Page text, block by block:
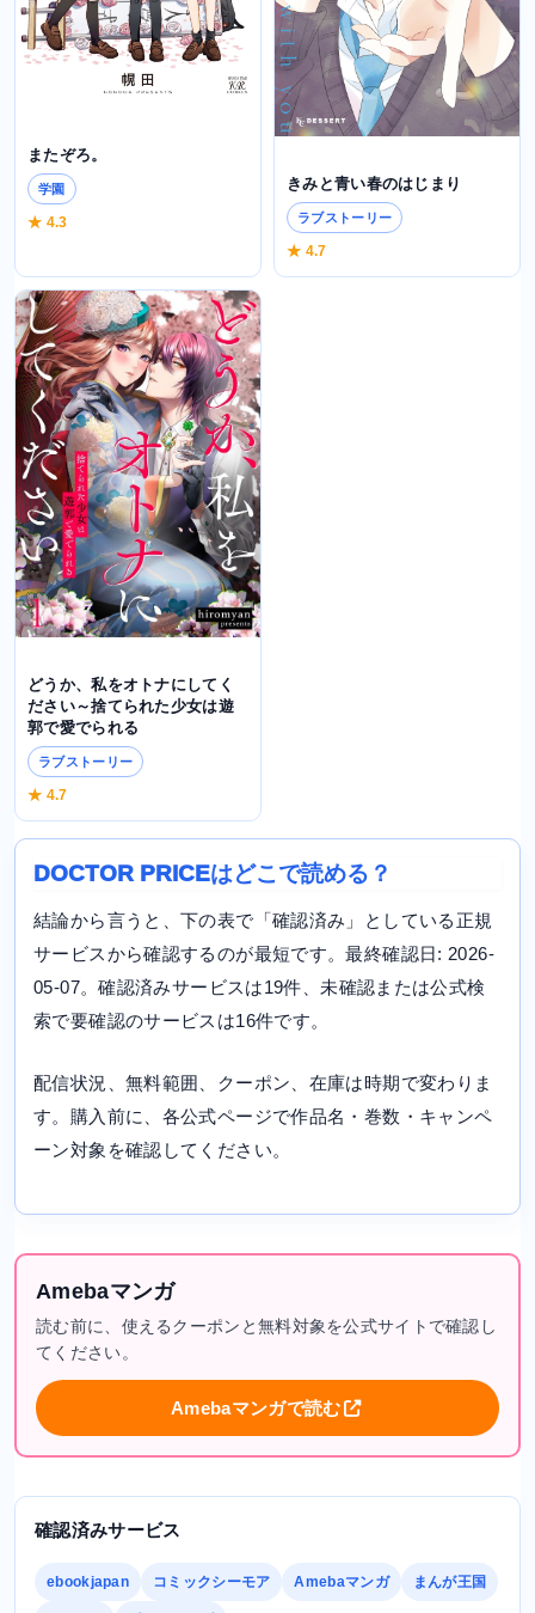
またぞろ。
学園
★ 4.3
きみと青い春のはじまり
ラブストーリー
★ 4.7
どうか、私をオトナにしてく
ださい～捨てられた少女は遊
郭で愛でられる
ラブストーリー
★ 4.7
DOCTOR PRICEはどこで読める？
結論から言うと、下の表で「確認済み」としている正規
サービスから確認するのが最短です。最終確認日: 2026-
05-07。確認済みサービスは19件、未確認または公式検
索で要確認のサービスは16件です。
配信状況、無料範囲、クーポン、在庫は時期で変わりま
す。購入前に、各公式ページで作品名・巻数・キャンペ
ーン対象を確認してください。
Amebaマンガ
読む前に、使えるクーポンと無料対象を公式サイトで確認し
てください。
Amebaマンガで読む
確認済みサービス
ebookjapan コミックシーモア Amebaマンガ まんが王国